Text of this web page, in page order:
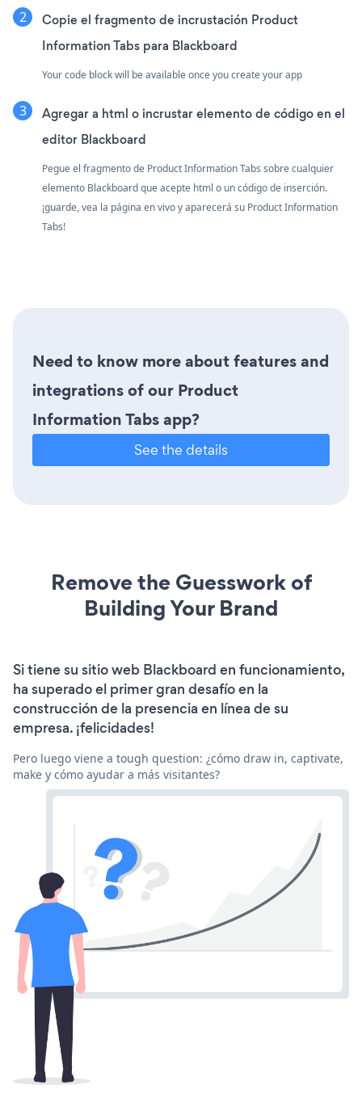
Copie el fragmento de incrustación Product
Information Tabs para Blackboard
Your code block will be available once you create your app
Agregar a html o incrustar elemento de código en el
editor Blackboard
Pegue el fragmento de Product Information Tabs sobre cualquier
elemento Blackboard que acepte html o un código de inserción.
¡guarde, vea la página en vivo y aparecerá su Product Information
Tabs!
Need to know more about features and
integrations of our Product
Information Tabs app?
See the details
Remove the Guesswork of
Building Your Brand
Si tiene su sitio web Blackboard en funcionamiento,
ha superado el primer gran desafío en la
construcción de la presencia en línea de su
empresa. ¡felicidades!
Pero luego viene a tough question: ¿cómo draw in, captivate,
make y cómo ayudar a más visitantes?